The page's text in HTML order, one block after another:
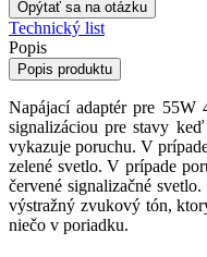
Opýtať sa na otázku
Technický list
Popis
Popis produktu
Napájací adaptér pre
signalizáciou pre stavy
vykazuje poruchu. V
zelené svetlo. V prípade
červené signalizačné
výstražný zvukový tón,
niečo v poriadku.